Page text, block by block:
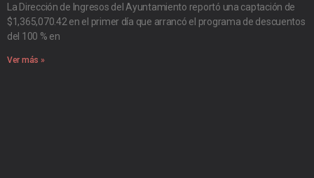
La Dirección de Ingresos del Ayuntamiento reportó una captación de
$1,365,070.42 en el primer día que arrancó el programa de descuentos
del 100 % en
Ver más »